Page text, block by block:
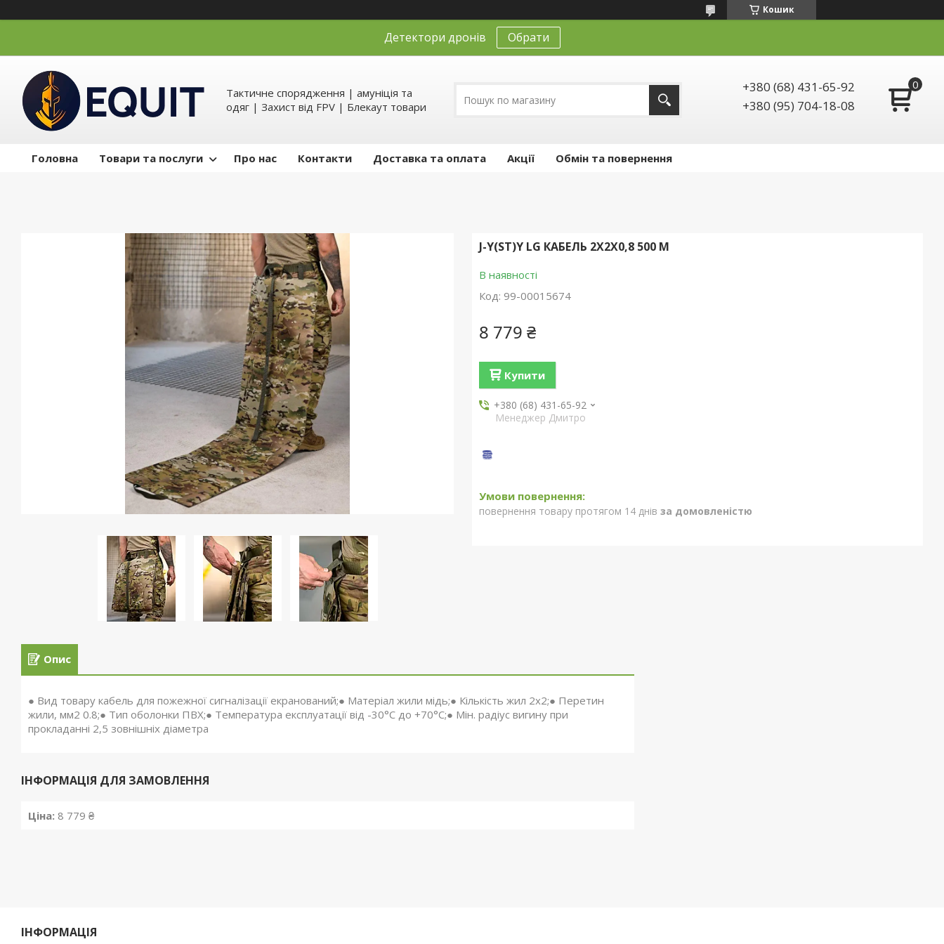
Кошик
Детектори дронів Обрати
Тактичне спорядження | амуніція та
одяг | Захист від FPV | Блекаут товари
+380 (68) 431-65-92
+380 (95) 704-18-08
Головна Товари та послуги Про нас Контакти Доставка та оплата Акції Обмін та повернення
J-Y(ST)Y LG КАБЕЛЬ 2X2X0,8 500 М
В наявності
Код: 99-00015674
8 779 ₴
Купити
+380 (68) 431-65-92
Менеджер Дмитро
повернення товару протягом 14 днів за домовленістю
Опис
● Вид товару кабель для пожежної сигналізації екранований;● Матеріал жили мідь;● Кількість жил 2х2;● Перетин
жили, мм2 0.8;● Тип оболонки ПВХ;● Температура експлуатації від -30°С до +70°С;● Мін. радіус вигину при
прокладанні 2,5 зовнішніх діаметра
ІНФОРМАЦІЯ ДЛЯ ЗАМОВЛЕННЯ
Ціна: 8 779 ₴
ІНФОРМАЦІЯ